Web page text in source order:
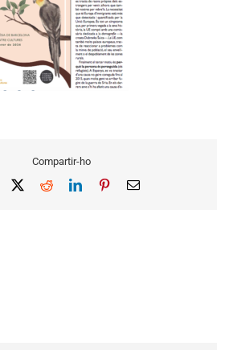
Compartir-ho
Facebook RedditLinkedInPinterestEmail